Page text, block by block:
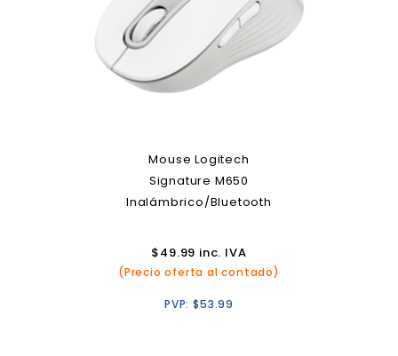
Mouse Logitech
Signature M650
Inalámbrico/Bluetooth
$49.99 inc. IVA
(Precio oferta al contado)
PVP:$53.99